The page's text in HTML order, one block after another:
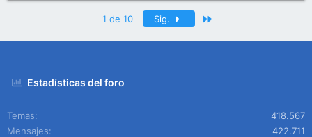
1 de 10 Sig.
Estadísticas del foro
Temas
418.567
Mensajes
422.711